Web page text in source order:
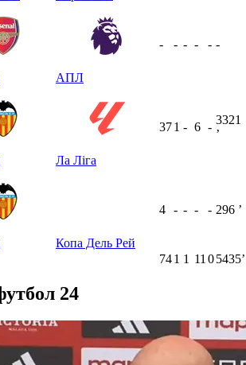
АПЛ
- - - - - -
Ла Ліга
371 - 6 -
3321
ʼ
Копа Дель Рей
4 - - - - 296 ʼ
741 1 11 05435ʼ
24